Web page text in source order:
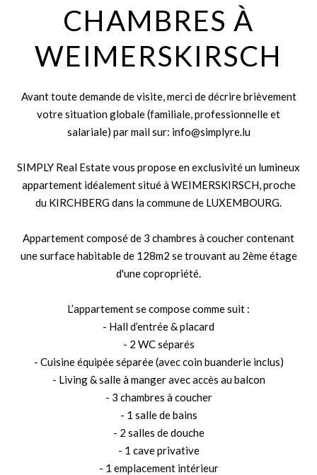
CHAMBRES À
WEIMERSKIRSCH
Avant toute demande de visite, merci de décrire brièvement
votre situation globale (familiale, professionnelle et
salariale) par mail sur: info@simplyre.lu
SIMPLY Real Estate vous propose en exclusivité un lumineux
appartement idéalement situé à WEIMERSKIRSCH, proche
du KIRCHBERG dans la commune de LUXEMBOURG.
Appartement composé de 3 chambres à coucher contenant
une surface habitable de 128m2 se trouvant au 2ème étage
d'une copropriété.
L’appartement se compose comme suit :
- Hall d’entrée & placard
- 2 WC séparés
- Cuisine équipée séparée (avec coin buanderie inclus)
- Living & salle à manger avec accès au balcon
- 3 chambres à coucher
- 1 salle de bains
- 2 salles de douche
- 1 cave privative
- 1 emplacement intérieur